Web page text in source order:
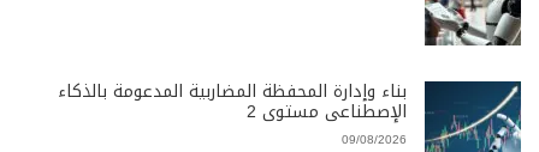
بناء وإدارة المحفظة المضاربية المدعومة بالذكاء
الإصطناعى مستوى 2
09/08/2026